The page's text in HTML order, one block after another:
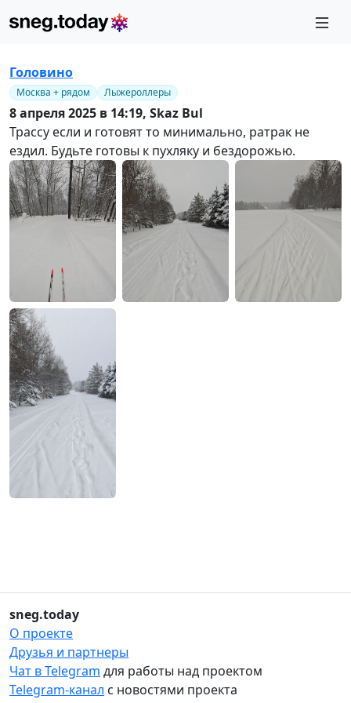
Головино
Москва + рядом Лыжероллеры
8 апреля 2025 в 14:19, Skaz Bul
Трассу если и готовят то минимально, ратрак не
ездил. Будьте готовы к пухляку и бездорожью.
sneg.today
О проекте
Друзья и партнеры
Чат в Telegram для работы над проектом
Telegram-канал с новостями проекта